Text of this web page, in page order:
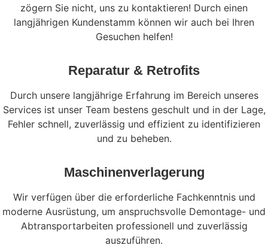
zögern Sie nicht, uns zu kontaktieren! Durch einen
langjährigen Kundenstamm können wir auch bei Ihren
Gesuchen helfen!
Reparatur & Retrofits
Durch unsere langjährige Erfahrung im Bereich unseres
Services ist unser Team bestens geschult und in der Lage,
Fehler schnell, zuverlässig und effizient zu identifizieren
und zu beheben.
Maschinenverlagerung
Wir verfügen über die erforderliche Fachkenntnis und
moderne Ausrüstung, um anspruchsvolle Demontage- und
Abtransportarbeiten professionell und zuverlässig
auszuführen.